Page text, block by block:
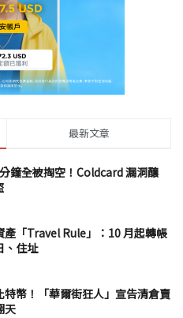
最新文章
鐘全被掏空！Coldcard 漏洞釀
產「Travel Rule」：10 月起轉帳
、住址
特幣！「華爾街狂人」宣告清倉賣
天